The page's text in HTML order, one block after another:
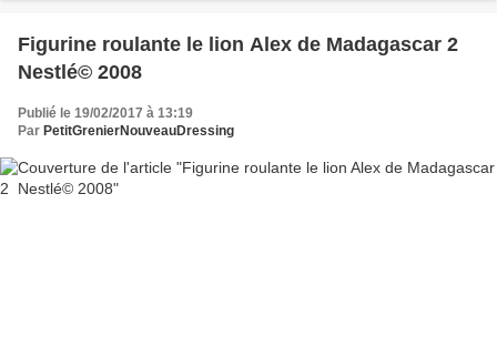
Figurine roulante le lion Alex de Madagascar 2
Nestlé© 2008
Publié le 19/02/2017 à 13:19
Par PetitGrenierNouveauDressing